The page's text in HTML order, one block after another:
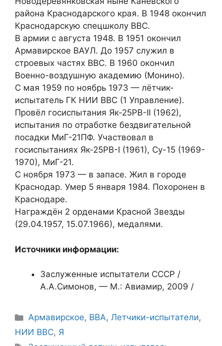
района Краснодарского края. В 1948 окончил
Краснодарскую спецшколу ВВС.
В армии с августа 1948. В 1951 окончил
Армавирское ВАУЛ. До 1957 служил в
строевых частях ВВС. В 1960 окончил
Военно-воздушную академию (Монино).
С мая 1959 по ноябрь 1973 — лётчик-
испытатель ГК НИИ ВВС (1 Управление).
Провёл госиспытания Як-25РВ-II (1962),
испытания по отработке бездвигательной
посадки МиГ-21ПФ. Участвовал в
госиспытаниях Як-25РВ-I (1961), Су-15 (1969-
1970), МиГ-21.
С ноября 1973 — в запасе. Жил в городе
Краснодар. Умер 5 января 1984. Похоронен в
Краснодаре.
Награждён 2 орденами Красной Звезды
(29.04.1957, 15.07.1966), медалями.
Источники информации:
Заслуженные испытатели СССР /
А.А.Симонов, — М.: Авиамир, 2009 /
Рубрики
Армавирское, ВВА,Летчики-испытатели,
НИИ ВВС, Я